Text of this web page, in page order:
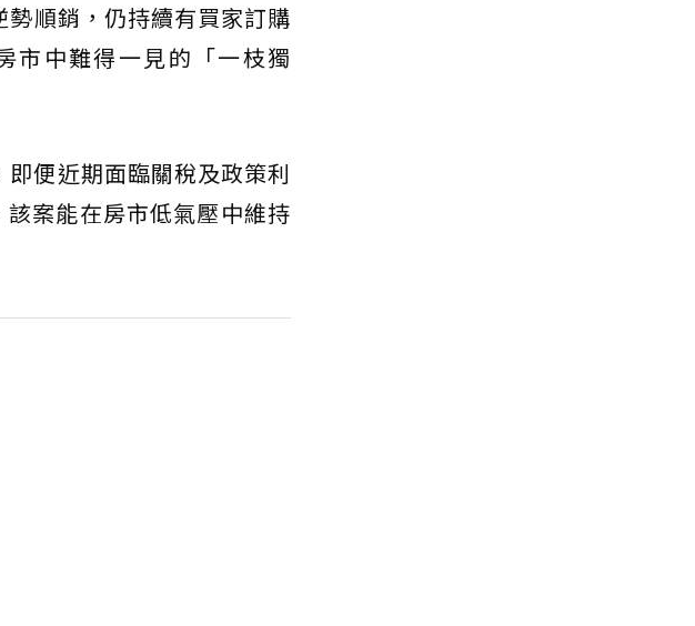
順銷，仍持續有買家訂購
市中難得一見的「一枝獨
便近期面臨關稅及政策利
案能在房市低氣壓中維持